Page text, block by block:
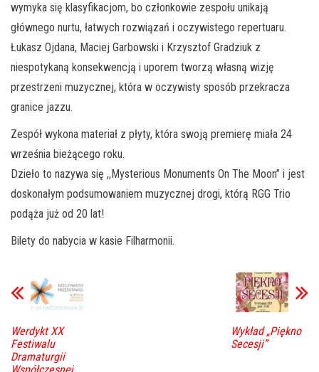
wymyka się klasyfikacjom, bo członkowie zespołu unikają
głównego nurtu, łatwych rozwiązań i oczywistego repertuaru.
Łukasz Ojdana, Maciej Garbowski i Krzysztof Gradziuk z
niespotykaną konsekwencją i uporem tworzą własną wizję
przestrzeni muzycznej, która w oczywisty sposób przekracza
granice jazzu.
Zespół wykona materiał z płyty, która swoją premierę miała 24
września bieżącego roku.
Dzieło to nazywa się ,,Mysterious Monuments On The Moon” i jest
doskonałym podsumowaniem muzycznej drogi, którą RGG Trio
podąża już od 20 lat!
Bilety do nabycia w kasie Filharmonii.
Werdykt XX
Festiwalu
Dramaturgii
Współczesnej
Wykład „Piękno
Secesji”